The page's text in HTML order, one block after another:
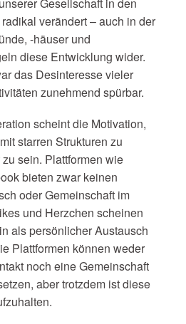
verändert – auch in der
‑häuser und
diese Entwicklung wider.
das Desinteresse vieler
zunehmend spürbar.
scheint die Motivation,
starren Strukturen zu
sein. Plattformen wie
bieten zwar keinen
oder Gemeinschaft im
und Herzchen scheinen
als persönlicher Austausch
Plattformen können weder
noch eine Gemeinschaft
aber trotzdem ist diese